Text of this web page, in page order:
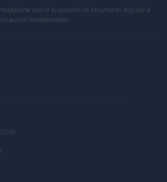
con il supporto di strumenti digitali e
autori indipendenti.